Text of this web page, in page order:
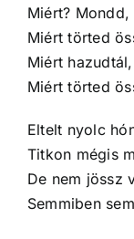
Miért?
Miért törted
Miért
Miért törted
Eltelt nyolc
Titkon mégis
De nem jössz
Semmiben